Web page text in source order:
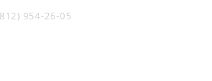
954-26-05